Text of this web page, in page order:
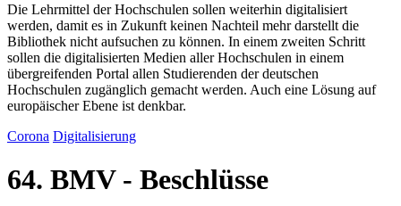
Die Lehrmittel der Hochschulen sollen weiterhin digitalisiert
werden, damit es in Zukunft keinen Nachteil mehr darstellt die
Bibliothek nicht aufsuchen zu können. In einem zweiten Schritt
sollen die digitalisierten Medien aller Hochschulen in einem
übergreifenden Portal allen Studierenden der deutschen
Hochschulen zugänglich gemacht werden. Auch eine Lösung auf
europäischer Ebene ist denkbar.
Corona Digitalisierung
64. BMV - Beschlüsse